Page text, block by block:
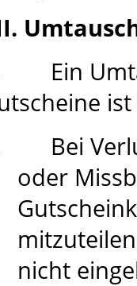
Ein
Bei
oder
nicht